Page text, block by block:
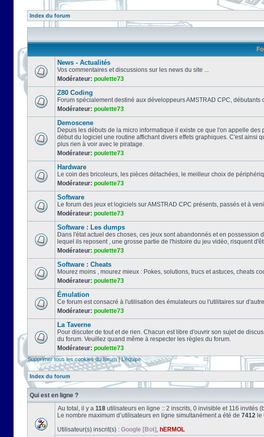
Index du forum
News - Actualités
Vos commentaires et discussions sur les news du site ...
Modérateur: poulette73
Z80 Coding
Forum spécialement destiné aux développeurs AMSTRAD CPC, débutants
Modérateur: poulette73
Demoscene
Depuis les débuts de la micro informatique il existe ce que l'on appelle
début du logiciel une routine affichant divers effets graphiques. C'est ainsi
plus rien à voir avec le piratage.
Modérateur: poulette73
Hardware
Le coin des bricoleurs, les pièces détachées, le meilleur choix de
Modérateur: poulette73
Software
Le forum des jeux et logiciels sur AMSTRAD CPC présents, passés et à
Modérateur: poulette73
Software : Les dumps
Dans l'état actuel des choses, ces jeux sont abandonnés et en
lequel ils reposent , une grosse partie de l'histoire du jeu vidéo, risquent
Modérateur: poulette73
Software : Cheats
Mourez moins , mourez mieux : Pokes, solutions, trucs et astuces, cheats
Modérateur: poulette73
Émulation
Ce forum est consacré à l'utilisation des émulateurs ou l'utilitaires sur
Modérateur: poulette73
La Taverne
Pour discuter de tout et de rien. Chacun est libre d'ouvrir son sujet de
du forum. Veuillez quand même à respecter les règles du forum.
Modérateur: poulette73
Supprimer tous les cookies du forum|L’équipe
Index du forum
Qui est en ligne ?
Au total, il y a 118 utilisateurs en ligne :: 2 inscrits, 0 invisible et 116 invités
Le nombre maximum d’utilisateurs en ligne simultanément a été de 7412
Utilisateur(s) inscrit(s) : Google [Bot] , hERMOL